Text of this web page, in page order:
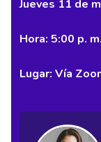
Jueves 11 de
Hora: 5:00 p. m.
Lugar: Vía